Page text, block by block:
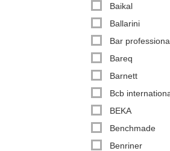
Baikal
Ballarini
Bar
Bareq
Barnett
Bcb
BEKA
Benchmade
Benriner